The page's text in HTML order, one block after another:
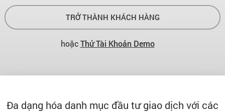
TRỞ THÀNH KHÁCH HÀNG
hoặcThử Tài Khoản Demo
Đa dạng hóa danh mục đầu tư giao dịch với các